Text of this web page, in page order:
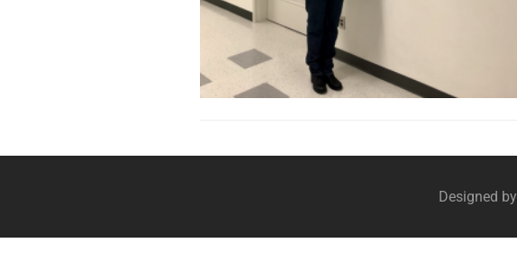
Posts
Designed by